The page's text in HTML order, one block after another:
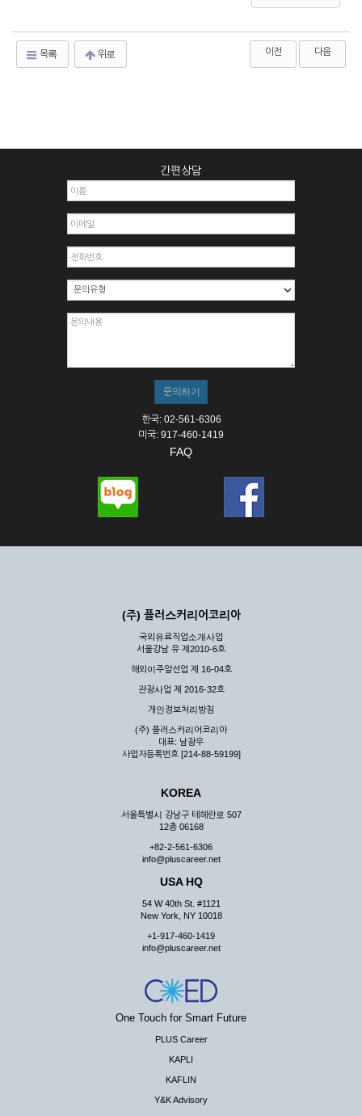
목록 위로 이전 다음
간편상담
한국: 02-561-6306
미국: 917-460-1419
FAQ
(주) 플러스커리어코리아
국외유료직업소개사업
서울강남 유 제2010-6호
해외이주알선업 제 16-04호
관광사업 제 2016-32호
개인정보처리방침
(주) 플러스커리어코리아
대표: 남광우
사업자등록번호 [214-88-59199]
KOREA
서울특별시 강남구 테헤란로 507
12층 06168
+82-2-561-6306
info@pluscareer.net
USA HQ
54 W 40th St. #1121
New York, NY 10018
+1-917-460-1419
info@pluscareer.net
One Touch for Smart Future
PLUS Career
KAPLI
KAFLIN
Y&K Advisory